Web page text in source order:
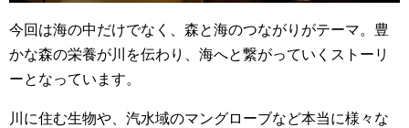
今回は海の中だけでなく、森と海のつながりがテーマ。豊
かな森の栄養が川を伝わり、海へと繋がっていくストーリ
ーとなっています。
川に住む生物や、汽水域のマングローブなど本当に様々な